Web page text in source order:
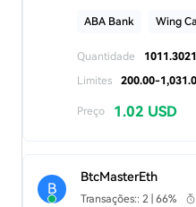
ABA Bank Wing
Quantidade
Limites
200.00-
Preço 1.02 USD
B
BtcMasterEth
Transações:: 2 | 66%